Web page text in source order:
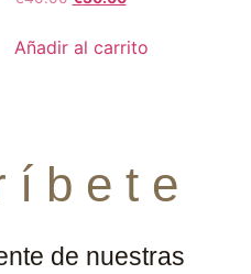
Añadir al carrito
í b e t e
de nuestras